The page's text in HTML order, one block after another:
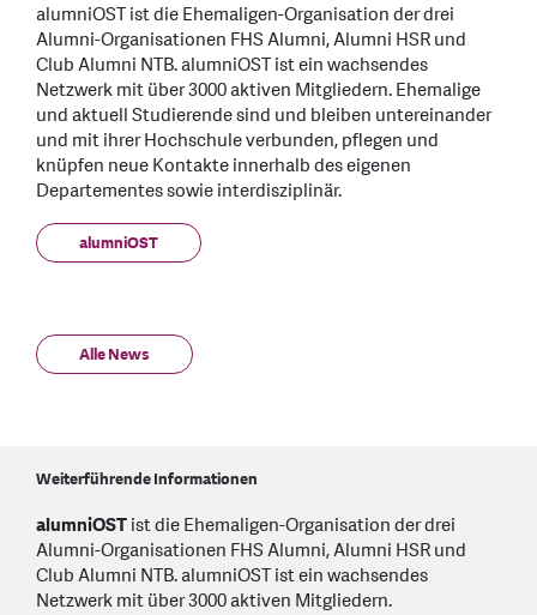
alumniOST ist die Ehemaligen-Organisation der drei
Alumni-Organisationen FHS Alumni, Alumni HSR und
Club Alumni NTB. alumniOST ist ein wachsendes
Netzwerk mit über 3000 aktiven Mitgliedern. Ehemalige
und aktuell Studierende sind und bleiben untereinander
und mit ihrer Hochschule verbunden, pflegen und
knüpfen neue Kontakte innerhalb des eigenen
Departementes sowie interdisziplinär.
alumniOST
Alle News
Weiterführende Informationen
alumniOSTist die Ehemaligen-Organisation der drei
Alumni-Organisationen FHS Alumni, Alumni HSR und
Club Alumni NTB. alumniOST ist ein wachsendes
Netzwerk mit über 3000 aktiven Mitgliedern.